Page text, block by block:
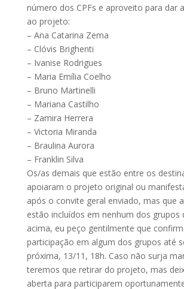
número dos CPFs e aproveito para dar
ao projeto:
– Ana Catarina Zema
– Clóvis Brighenti
– Ivanise Rodrigues
– Maria Emília Coelho
– Bruno Martinelli
– Mariana Castilho
– Zamira Herrera
– Victoria Miranda
– Braulina Aurora
– Franklin Silva
Os/as demais que estão entre os
apoiaram o projeto original ou
após o convite geral enviado, mas que
estão incluídos em nenhum dos grupos
acima, eu peço gentilmente que
participação em algum dos grupos até
próxima, 13/11, 18h. Caso não surja
teremos que retirar do projeto, mas
aberta para participarem